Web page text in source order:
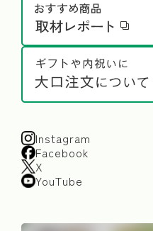
Instagram
Facebook
X
YouTube